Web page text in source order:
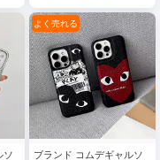
XL/9Pro Foldケース
/ 7 Pro / 7A ケース
スマホケース
ソ
よく売れる
ブランド コムデギャルソ